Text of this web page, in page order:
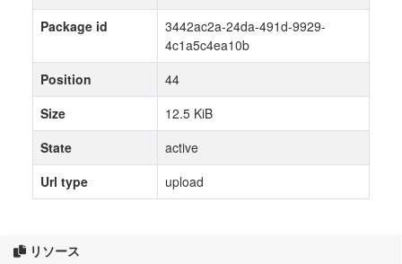
リソース
Package id
3442ac2a-24da-491d-9929-
4c1a5c4ea10b
Position
44
Size
12.5 KiB
State
active
Url type
upload